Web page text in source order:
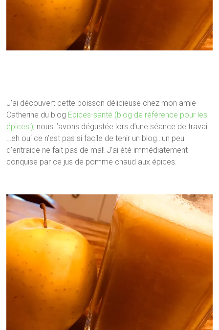
J’ai découvert cette boisson délicieuse chez mon amie
Catherine du blog Epices-santé (blog de référence pour les
épices!), nous l’avons dégustée lors d’une séance de travail
…eh oui ce n’est pas si facile de tenir un blog…un peu
d’entraide ne fait pas de mal! J’ai été immédiatement
conquise par ce jus de pomme chaud aux épices.